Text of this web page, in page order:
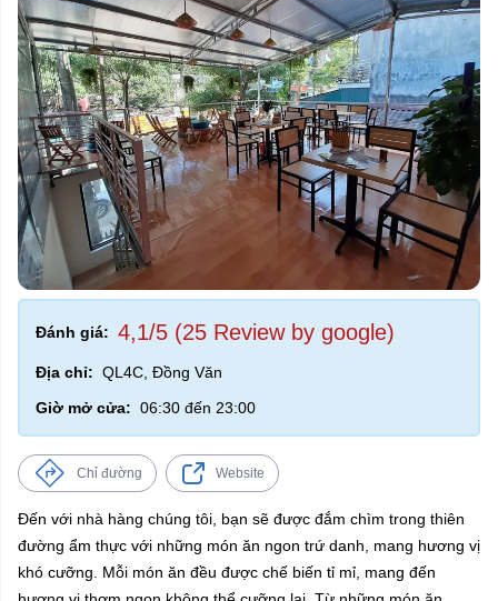
Đánh giá: 4,1/5 (25 Review by google)
Địa chỉ: QL4C, Đồng Văn
Giờ mở cửa: 06:30 đến 23:00
Chỉ đường Website
Đến với nhà hàng chúng tôi, bạn sẽ được đắm chìm trong thiên
đường ẩm thực với những món ăn ngon trứ danh, mang hương vị
khó cưỡng. Mỗi món ăn đều được chế biến tỉ mỉ, mang đến